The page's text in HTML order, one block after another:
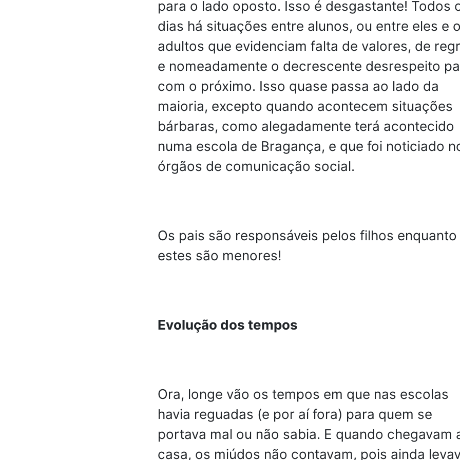
para o lado oposto. Isso é desgastante! Todos
dias há situações entre alunos, ou entre eles e
adultos que evidenciam falta de valores, de
e nomeadamente o decrescente desrespeito
com o próximo. Isso quase passa ao lado da
maioria, excepto quando acontecem situações
bárbaras, como alegadamente terá acontecido
numa escola de Bragança, e que foi noticiado
órgãos de comunicação social.
Os pais são responsáveis pelos filhos enquanto
estes são menores!
Evolução dos tempos
Ora, longe vão os tempos em que nas escolas
havia reguadas (e por aí fora) para quem se
portava mal ou não sabia. E quando chegavam
casa, os miúdos não contavam, pois ainda